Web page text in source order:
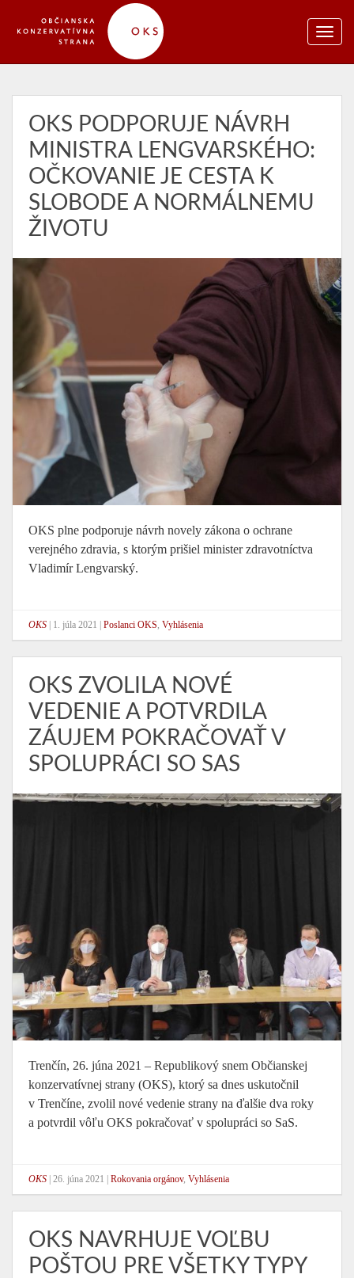
OKS PODPORUJE NÁVRH
MINISTRA LENGVARSKÉHO:
OČKOVANIE JE CESTA K
SLOBODE A NORMÁLNEMU
ŽIVOTU
OKS plne podporuje návrh novely zákona o ochrane
verejného zdravia, s ktorým prišiel minister zdravotníctva
Vladimír Lengvarský.
OKS 1. júla 2021 Poslanci OKS, Vyhlásenia
OKS ZVOLILA NOVÉ
VEDENIE A POTVRDILA
ZÁUJEM POKRAČOVAŤ V
SPOLUPRÁCI SO SAS
Trenčín, 26. júna 2021 – Republikový snem Občianskej
konzervatívnej strany (OKS), ktorý sa dnes uskutočnil
v Trenčíne, zvolil nové vedenie strany na ďalšie dva roky
a potvrdil vôľu OKS pokračovať v spolupráci so SaS.
OKS 26. júna 2021 Rokovania orgánov, Vyhlásenia
OKS NAVRHUJE VOĽBU
POŠTOU PRE VŠETKY TYPY